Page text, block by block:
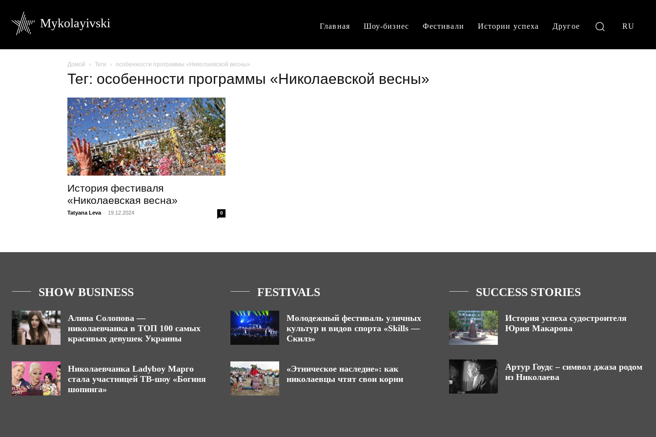
Mykolayivski Главная Шоу-бизнес Фестивали Истории успеха Другое RU
Домой Теги особенности программы «Николаевской весны»
Тег: особенности программы «Николаевской весны»
История фестиваля
«Николаевская весна»
Tatyana Leva - 19.12.2024 0
SHOW BUSINESS
Алина Солопова —
николаевчанка в ТОП 100 самых
красивых девушек Украины
Николаевчанка Ladyboy Марго
стала участницей ТВ-шоу «Богиня
шопинга»
FESTIVALS
Молодежный фестиваль уличных
культур и видов спорта «Skills —
Скилз»
«Этническое наследие»: как
николаевцы чтят свои корни
SUCCESS STORIES
История успеха судостроителя
Юрия Макарова
Артур Гоудс – символ джаза родом
из Николаева